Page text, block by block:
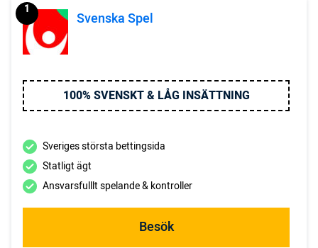
Svenska Spel
1
100% SVENSKT & LÅG INSÄTTNING
Sveriges största bettingsida
Statligt ägt
Ansvarsfulllt spelande & kontroller
Besök